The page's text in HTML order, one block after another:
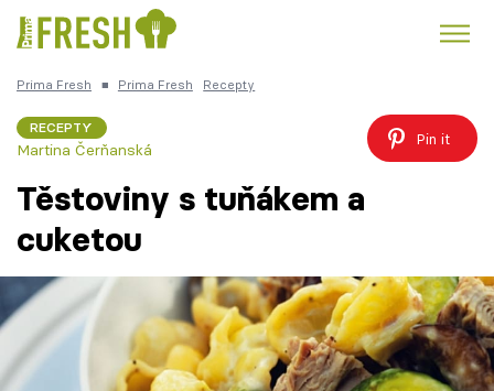
Česká kuchyně
Témata
Recepty
Prima Fresh ■ Prima Fresh Recepty
RECEPTY
Martina Čerňanská
Pin it
Těstoviny s tuňákem a
cuketou